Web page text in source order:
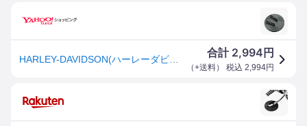
合計 2,994 円
（+送料） 税込 2,994円